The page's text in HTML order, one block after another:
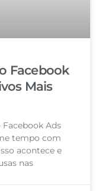
Facebook
Mais
Ads
tempo com
acontece e
nas